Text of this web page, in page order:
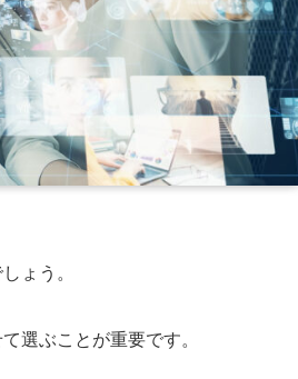
ょう。
選ぶことが重要です。